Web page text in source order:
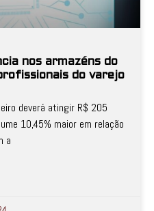
nos armazéns do
do varejo
deverá atingir R$ 205
10,45% maior em relação
a